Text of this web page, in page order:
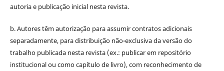
autoria e publicação inicial nesta revista.
b. Autores têm autorização para assumir contratos adicionais
separadamente, para distribuição não-exclusiva da versão do
trabalho publicada nesta revista (ex.: publicar em repositório
institucional ou como capítulo de livro), com reconhecimento de